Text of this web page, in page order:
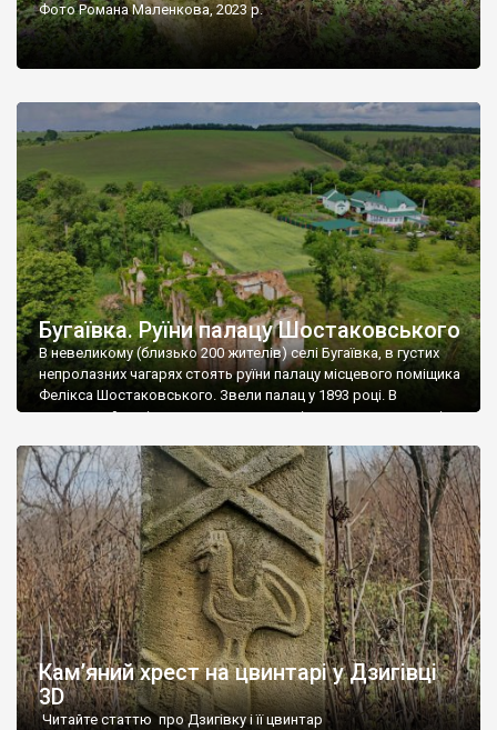
Фото Романа Маленкова, 2023 р.
Бугаївка. Руїни палацу Шостаковського
В невеликому (близько 200 жителів) селі Бугаївка, в густих
непролазних чагарях стоять руїни палацу місцевого поміщика
Фелікса Шостаковського. Звели палац у 1893 році. В
радянський період у ньому спочатку містилася школа, потім
століття тут розмістили туберкульозну лікарню. Коли із
палацу виїхала лікарня – ми точно не […]
Кам’яний хрест на цвинтарі у Дзигівці
3D
Читайте статтю про Дзигівку і її цвинтар